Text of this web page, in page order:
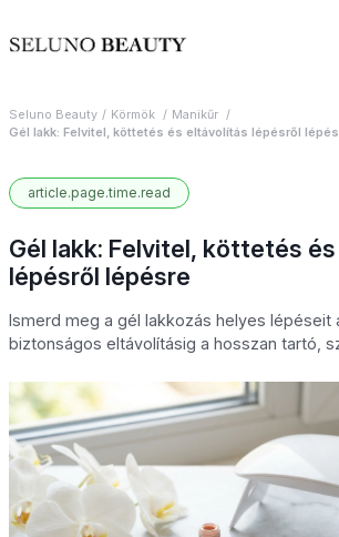
Seluno Beauty Körmök
Manikűr
Gél lakk: Felvitel, köttetés és eltávolítás lépésről
article.page.time.read
Gél lakk: Felvitel, köttetés
lépésről lépésre
Ismerd meg a gél lakkozás helyes lépéseit
biztonságos eltávolításig a hosszan tartó,